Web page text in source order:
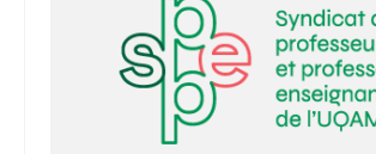
Outils de
Signature –
Place à